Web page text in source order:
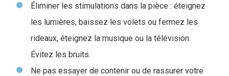
Éliminer les stimulations dans la pièce : éteignez
les lumières, baissez les volets ou fermez les
rideaux, éteignez la musique ou la télévision.
Évitez les bruits.
Ne pas essayer de contenir ou de rassurer votre